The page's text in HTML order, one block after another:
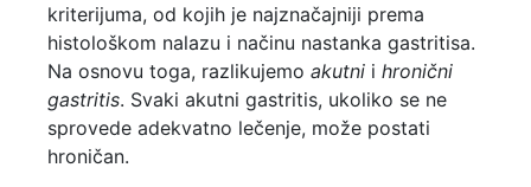
kriterijuma, od kojih je najznačajniji prema
histološkom nalazu i načinu nastanka gastritisa.
Na osnovu toga, razlikujemo akutni i hronični
gastritis. Svaki akutni gastritis, ukoliko se ne
sprovede adekvatno lečenje, može postati
hroničan.